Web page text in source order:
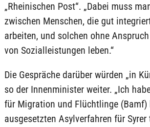
„Rheinischen Post“. „Dabei muss
zwischen Menschen, die gut
arbeiten, und solchen ohne
von Sozialleistungen leben.“
Die Gespräche darüber würden „in
so der Innenminister weiter. „Ich
für Migration und Flüchtlinge (Bamf)
ausgesetzten Asylverfahren für